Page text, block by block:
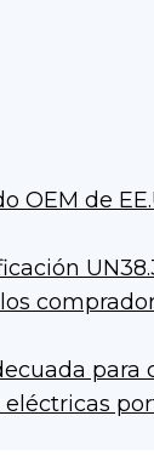
OEM de
para